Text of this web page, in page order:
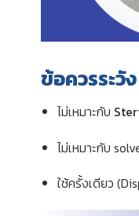
ข้อควรระ
ไม่เหมาะกับ
ไม่เหมาะกับ
ใช้ครั้งเดียว